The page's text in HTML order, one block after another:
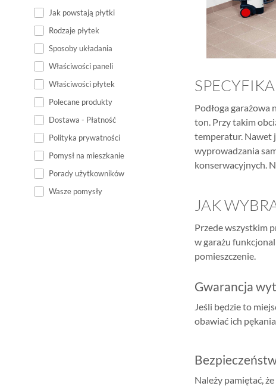
Jak powstają płytki
Rodzaje płytek
Sposoby układania
Właściwości paneli
Właściwości płytek
Polecane produkty
Dostawa - Płatność
Polityka prywatności
Pomysł na mieszkanie
Porady użytkowników
Wasze pomysły
Podłoga garażowa
ton. Przy takim
temperatur. Nawet
wyprowadzania
konserwacyjnych.
JAK
Przede wszystkim
w garażu
pomieszczenie.
Gwarancja
Jeśli będzie to
obawiać ich
Należy pamiętać,